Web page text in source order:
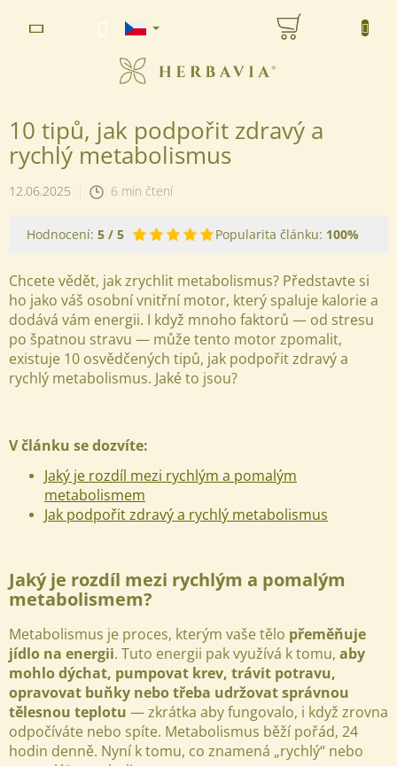
NÁKUPNÍ
10 tipů, jak podpořit zdravý a
rychlý metabolismus
12.06.2025 6 min čtení
Hodnocení: 5 / 5 Popularita článku: 100%
Chcete vědět, jak zrychlit metabolismus? Představte si
ho jako váš osobní vnitřní motor, který spaluje kalorie a
dodává vám energii. I když mnoho faktorů — od stresu
po špatnou stravu — může tento motor zpomalit,
existuje 10 osvědčených tipů, jak podpořit zdravý a
rychlý metabolismus. Jaké to jsou?
V článku se dozvíte:
Jaký je rozdíl mezi rychlým a pomalým
metabolismem
Jak podpořit zdravý a rychlý metabolismus
Jaký je rozdíl mezi rychlým a pomalým
metabolismem?
Metabolismus je proces, kterým vaše tělo přeměňuje
jídlo na energii. Tuto energii pak využívá k tomu, aby
mohlo dýchat, pumpovat krev, trávit potravu,
opravovat buňky nebo třeba udržovat správnou
tělesnou teplotu — zkrátka aby fungovalo, i když zrovna
odpočíváte nebo spíte. Metabolismus běží pořád, 24
hodin denně. Nyní k tomu, co znamená „rychlý“ nebo
www.herbavia.cz - Chat